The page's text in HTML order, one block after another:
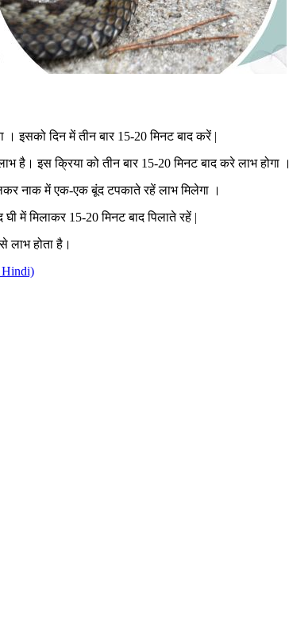
। इसको दिन में तीन बार 15-20 मिनट बाद करें |
है। इस क्रिया को तीन बार 15-20 मिनट बाद करे लाभ होगा ।
नाक में एक-एक बूंद टपकाते रहें लाभ मिलेगा ।
मिलाकर 15-20 मिनट बाद पिलाते रहें |
लाभ होता है।
Hindi)